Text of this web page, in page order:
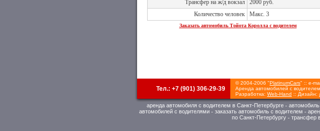
Трансфер на ж/д вокзал
2000 руб.
Количество человек
Макс. 3
Заказать автомобиль Тойота Королла с водителем
Тел.: +7 (901) 306-29-39
© 2004-2006 "PlatinumCars" :: e-
Аренда автомобилей с
Разработка: Web-Hand :: Дизайн:
аренда автомобиля с водителем в Санкт-Петербурге -
автомобилей с водителями - заказать автомобиль с водителем -
по Санкт-Петербургу - трансфер